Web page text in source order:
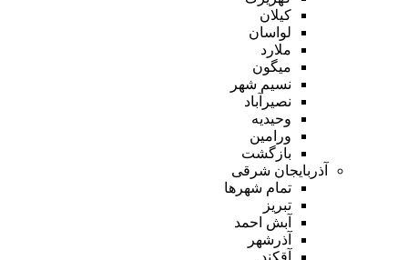
کیلان
لواسان
ملارد
میگون
نسیم شهر
نصیرآباد
وحیدیه
ورامین
بازگشت
آذربایجان شرقی
تمام شهر‌ها
تبریز
آبش احمد
آذرشهر
آقکند